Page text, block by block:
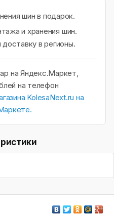
шин в подарок.
и хранения шин.
в регионы.
на Яндекс.Маркет,
на телефон